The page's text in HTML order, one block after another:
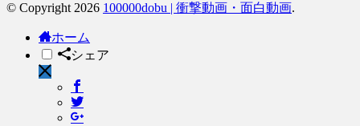
Powered by livedoor 相互RSS
© Copyright 2026 100000dobu | 衝撃動画・面白動画.
ホーム
シェア